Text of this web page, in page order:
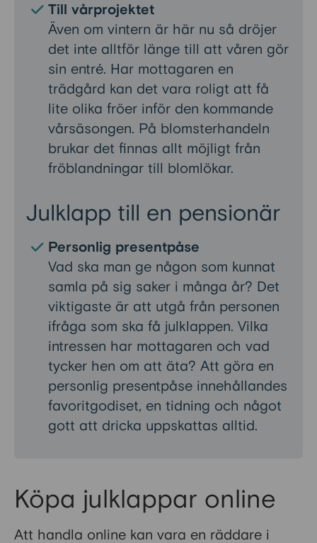
Till vårprojektet
Även om vintern är här nu så dröjer
det inte alltför länge till att våren gör
sin entré. Har mottagaren en
trädgård kan det vara roligt att få
lite olika fröer inför den kommande
vårsäsongen. På blomsterhandeln
brukar det finnas allt möjligt från
fröblandningar till blomlökar.
Julklapp till en pensionär
Personlig presentpåse
Vad ska man ge någon som kunnat
samla på sig saker i många år? Det
viktigaste är att utgå från personen
ifråga som ska få julklappen. Vilka
intressen har mottagaren och vad
tycker hen om att äta? Att göra en
personlig presentpåse innehållandes
favoritgodiset, en tidning och något
gott att dricka uppskattas alltid.
Köpa julklappar online
Att handla online kan vara en räddare i